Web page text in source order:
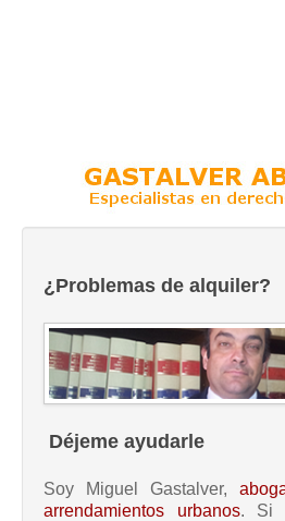
¿Problemas de alquiler?
Déjeme ayudarle
Soy Miguel Gastalver,
arrendamientos urbanos. Si